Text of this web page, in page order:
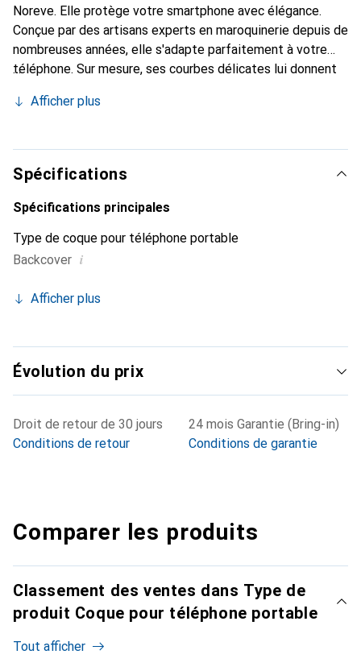
Noreve. Elle protège votre smartphone avec élégance.
Conçue par des artisans experts en maroquinerie depuis de
nombreuses années, elle s'adapte parfaitement à votre
téléphone. Sur mesure, ses courbes délicates lui donnent
et indispensable de votre smartphone. Reconnaître
marque Noreve est un choix sûr pour une clientèle
exigeante.
Afficher plus
Spécifications
Spécifications principales
Type de coque pour téléphone portable
Backcover i
Afficher plus
Évolution du prix
Droit de retour de 30 jours
Conditions de retour
24 mois Garantie (Bring-in)
Conditions de garantie
Comparer les produits
Classement des ventes dans Type de
produit Coque pour téléphone portable
Tout afficher